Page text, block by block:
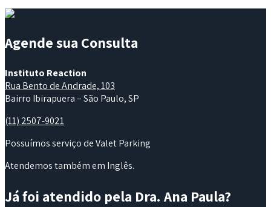
Agende sua Consulta
Instituto Reaction
Rua Bento de Andrade, 103
Bairro Ibirapuera – São Paulo, SP
(11) 2507-9021
Possuímos serviço de Valet Parking
Atendemos também em Inglês.
Já foi atendido pela Dra. Ana Paula?